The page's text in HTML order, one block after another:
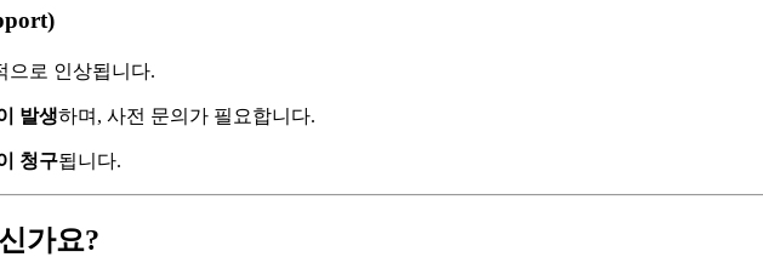
으로 인상됩니다.
발생하며, 사전 문의가 필요합니다.
청구됩니다.
가요?